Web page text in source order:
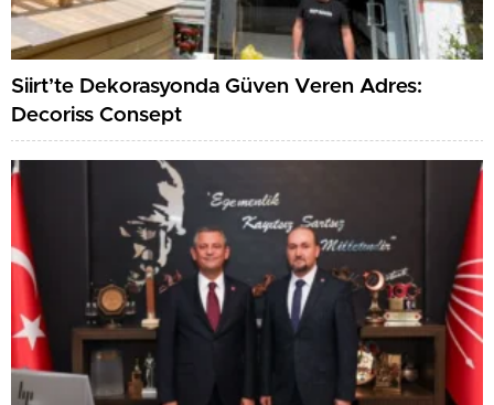
Siirt’te Dekorasyonda Güven Veren Adres:
Decoriss Consept